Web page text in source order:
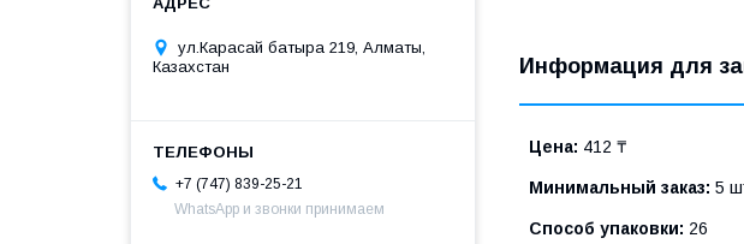
Информация для
Цена: 412 ₸
Минимальный заказ: 5
Способ упаковки: 26
ул.Карасай батыра 219, Алматы,
Казахстан
+7 (747) 839-25-21
WhatsApp и звонки принимаем